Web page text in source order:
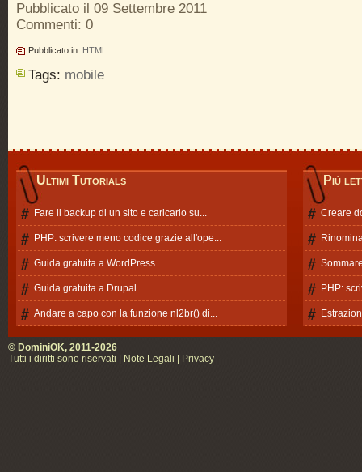
Pubblicato il 09 Settembre 2011
Commenti: 0
Pubblicato in: HTML
Tags: mobile
Ultimi Tutorials
Fare il backup di un sito e caricarlo su...
PHP: scrivere meno codice grazie all'ope...
Guida gratuita a WordPress
Guida gratuita a Drupal
Andare a capo con la funzione nl2br() di...
Più
Creare
PHP:
© DominiOK, 2011-2026
Tutti i diritti sono riservati |
Note Legali Privacy